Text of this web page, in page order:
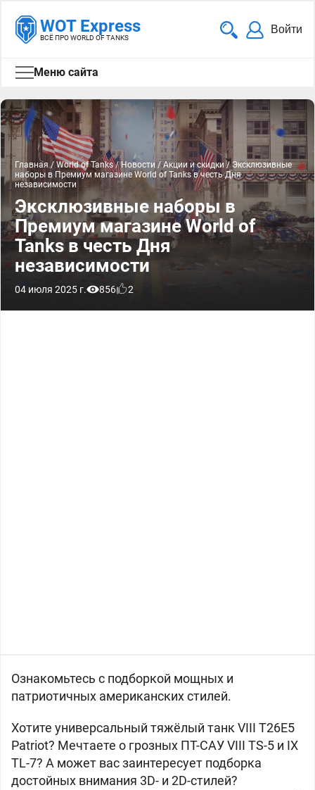
WOT Express
ВСЁ ПРО WORLD OF TANKS
Войти
Меню сайта
Главная/ World of Tanks/ Новости/ Акции и скидки / Эксклюзивные
наборы в Премиум магазине World of Tanks в честь Дня
независимости
Эксклюзивные наборы в
Премиум магазине World of
Tanks в честь Дня
независимости
04 июля 2025 г. 856 2
Ознакомьтесь с подборкой мощных и
патриотичных американских стилей.
Хотите универсальный тяжёлый танк VIII T26E5
Patriot? Мечтаете о грозных ПТ-САУ VIII TS-5 и IX
TL-7? А может вас заинтересует подборка
достойных внимания 3D- и 2D-стилей?